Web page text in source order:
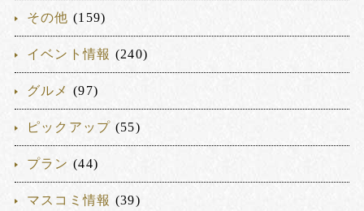
その他 (159)
イベント情報 (240)
グルメ (97)
ピックアップ (55)
プラン (44)
マスコミ情報 (39)